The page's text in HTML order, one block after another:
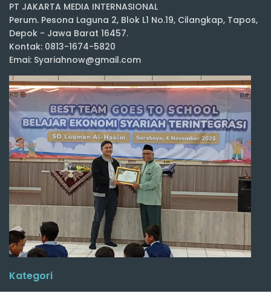
PT JAKARTA MEDIA INTERNASIONAL
Perum. Pesona Laguna 2, Blok L1 No.19, Cilangkap, Tapos,
Depok - Jawa Barat 16457.
Kontak: 0813-1674-5820
Emai: Syariahnow@gmail.com
Kategori